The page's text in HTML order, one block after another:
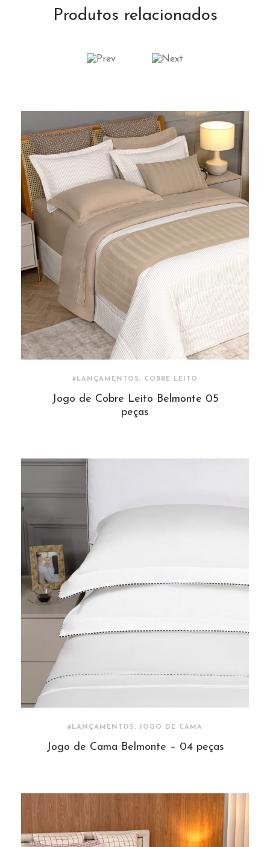
Produtos relacionados
#LANÇAMENTOS, COBRE LEITO
Jogo de Cobre Leito Belmonte 05
peças
#LANÇAMENTOS, JOGO DE CAMA
Jogo de Cama Belmonte – 04 peças